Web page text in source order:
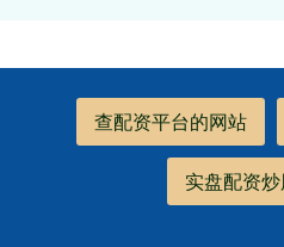
查配资平台的网站
实盘配资